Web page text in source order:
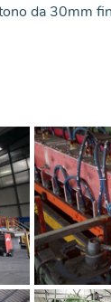
da 30mm